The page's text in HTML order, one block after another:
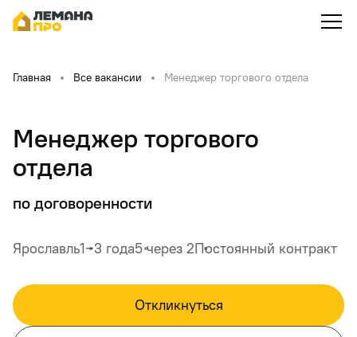
Главная Все вакансии Менеджер торгового отдела
Менеджер торгового
отдела
по договоренности
Ярославль1‒3 года5 через 2Постоянный контракт
Откликнуться